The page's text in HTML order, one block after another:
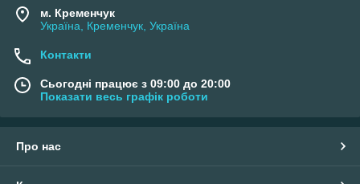
м. Кременчук
Україна, Кременчук, Україна
Контакти
Сьогодні працює з 09:00 до 20:00
Показати весь графік роботи
Про нас